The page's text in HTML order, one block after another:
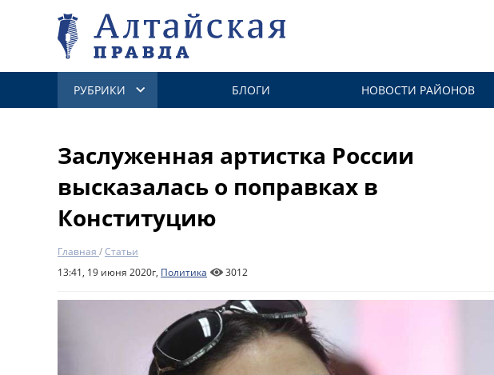
РУБРИКИ БЛОГИ НОВОСТИ РАЙОНОВ
Заслуженная артистка России
высказалась о поправках в
Конституцию
Главная /Статьи
13:41, 19 июня 2020г, Политика 3012